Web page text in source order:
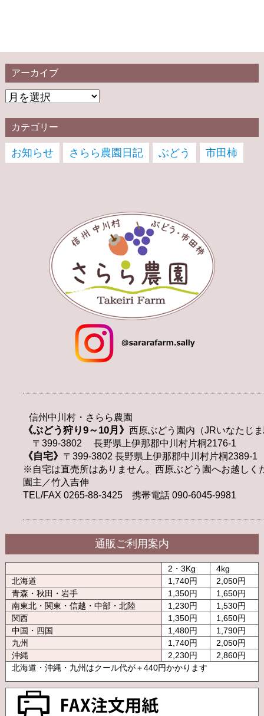
アーカイブ
カテゴリー
お知らせ さらら農園日記 ぶどう 市田柿
信州中川村・さらら農園
《ぶどう狩り9～10月》 西原ぶどう園内（JRいなたじ
〒399-3802 長野県上伊那郡中川村片桐2176-1
《自宅》 〒399-3802 長野県上伊那郡中川村片桐2389-1
※自宅は直売所はありません。西原ぶどう園へお越しく
園主／竹入吉伸
TEL/FAX 0265-88-3425 携帯電話 090-6045-9981
通販ご利用案内
2・3Kg
4kg
北海道
1,740円
2,050円
青森・秋田・岩手
1,350円
1,650円
南東北・関東・信越・中部・北陸
1,230円
1,530円
関西
1,350円
1,650円
中国・四国
1,480円
1,790円
九州
1,740円
2,050円
沖縄
2,230円
2,860円
北海道・沖縄・九州はクール代が＋440円かかります